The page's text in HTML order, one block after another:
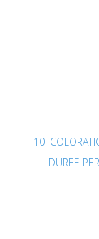
10'
DUREE